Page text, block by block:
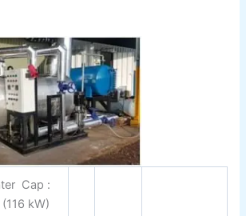
Cap :
kW)